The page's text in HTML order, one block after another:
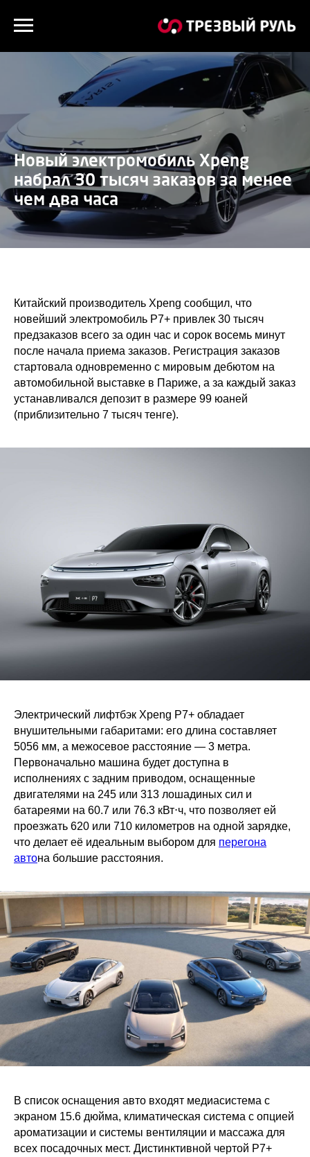
Новый электромобиль Xpeng
набрал 30 тысяч заказов за менее
чем два часа
Китайский производитель Xpeng сообщил, что
новейший электромобиль P7+ привлек 30 тысяч
предзаказов всего за один час и сорок восемь минут
после начала приема заказов. Регистрация заказов
стартовала одновременно с мировым дебютом на
автомобильной выставке в Париже, а за каждый заказ
устанавливался депозит в размере 99 юаней
(приблизительно 7 тысяч тенге).
Электрический лифтбэк Xpeng P7+ обладает
внушительными габаритами: его длина составляет
5056 мм, а межосевое расстояние — 3 метра.
Первоначально машина будет доступна в
исполнениях с задним приводом, оснащенные
двигателями на 245 или 313 лошадиных сил и
батареями на 60.7 или 76.3 кВт⋅ч, что позволяет ей
проезжать 620 или 710 километров на одной зарядке,
что делает её идеальным выбором для перегона
автона большие расстояния.
В список оснащения авто входят медиасистема с
экраном 15.6 дюйма, климатическая система с опцией
ароматизации и системы вентиляции и массажа для
всех посадочных мест. Дистинктивной чертой P7+